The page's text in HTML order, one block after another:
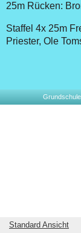
25m Rücken:
Staffel 4x 25m
Priester, Ole
Standard Ansicht